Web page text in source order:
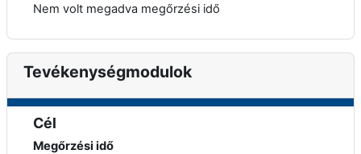
Nem volt megadva megőrzési idő
Tevékenységmodulok
Cél
Megőrzési idő